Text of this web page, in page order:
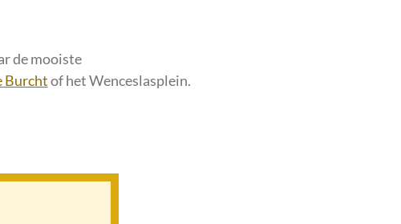
de mooiste
Burchtof het Wenceslasplein.